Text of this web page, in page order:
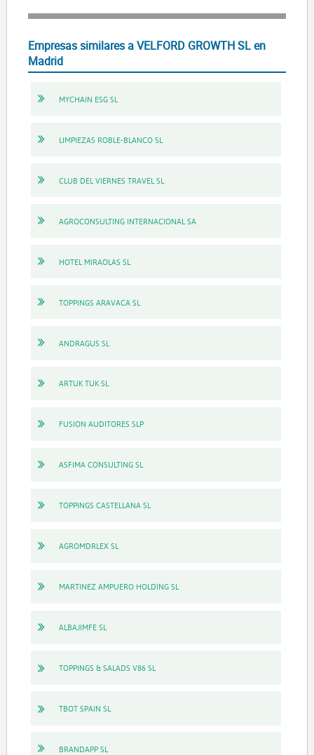
Empresas similares a VELFORD GROWTH SL en
Madrid
MYCHAIN ESG SL
LIMPIEZAS ROBLE-BLANCO SL
CLUB DEL VIERNES TRAVEL SL
AGROCONSULTING INTERNACIONAL SA
HOTEL MIRAOLAS SL
TOPPINGS ARAVACA SL
ANDRAGUS SL
ARTUK TUK SL
FUSION AUDITORES SLP
ASFIMA CONSULTING SL
TOPPINGS CASTELLANA SL
AGROMDRLEX SL
MARTINEZ AMPUERO HOLDING SL
ALBAJIMFE SL
TOPPINGS & SALADS V86 SL
TBOT SPAIN SL
BRANDAPP SL